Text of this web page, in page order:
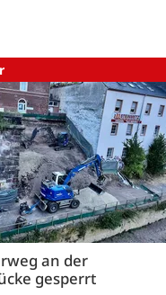
an der
gesperrt